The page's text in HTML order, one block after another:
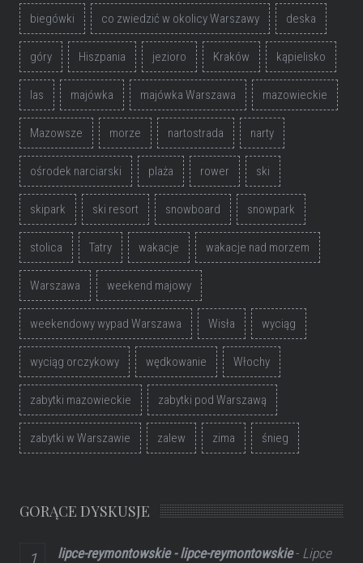
biegówki co zwiedzić w okolicy Warszawy deska
góry Hiszpania jezioro Kraków kąpielisko
las majówka majówka Warszawa mazowieckie
Mazowsze morze nartostrada narty
ośrodek narciarski plaża rower ski
skipark ski resort snowboard snowpark
stolica Tatry wakacje wakacje nad morzem
Warszawa weekend majowy
weekendowy wypad Warszawa Wisła wyciąg
wyciąg orczykowy wędkowanie Włochy
zabytki mazowieckie zabytki pod Warszawą
zabytki w Warszawie zalew zima śnieg
GORĄCE DYSKUSJE
lipce-reymontowskie - lipce-reymontowskie- Lipce